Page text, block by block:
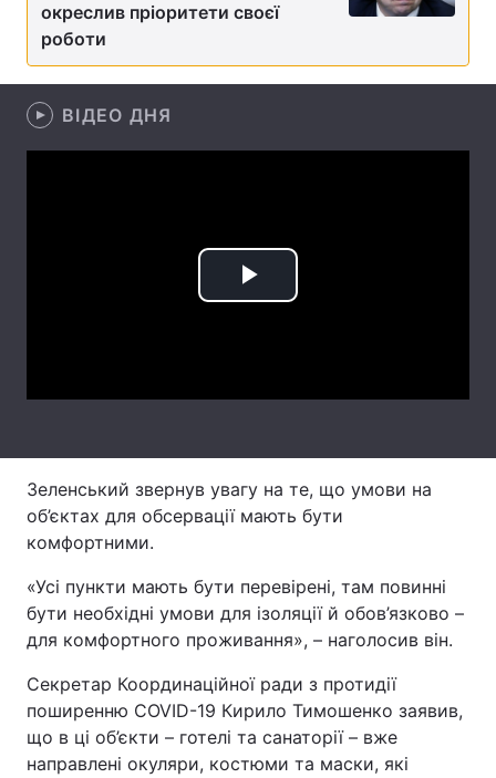
Цікавинки Погода
Екологія Регіони
Лонгріди
Тема оформлення
окреслив пріоритети своєї
роботи
ВІДЕО ДНЯ
Play
Зеленський звернув увагу на те, що умови на
об’єктах для обсервації мають бути
комфортними.
«Усі пункти мають бути перевірені, там повинні
бути необхідні умови для ізоляції й обов’язково –
для комфортного проживання», – наголосив він.
Секретар Координаційної ради з протидії
поширенню COVID-19 Кирило Тимошенко заявив,
що в ці об’єкти – готелі та санаторії – вже
направлені окуляри, костюми та маски, які